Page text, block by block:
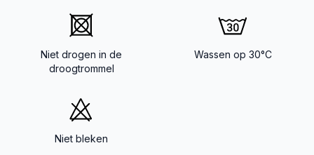
Niet drogen in de
droogtrommel
Wassen op 30°C
Niet bleken